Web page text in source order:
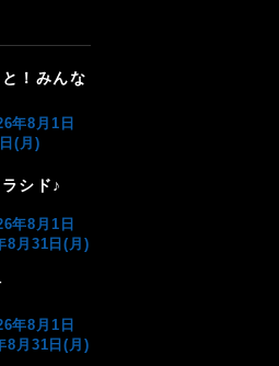
！みんな
年8月1日
(月)
シド♪
年8月1日
8月31日(月)
年8月1日
8月31日(月)